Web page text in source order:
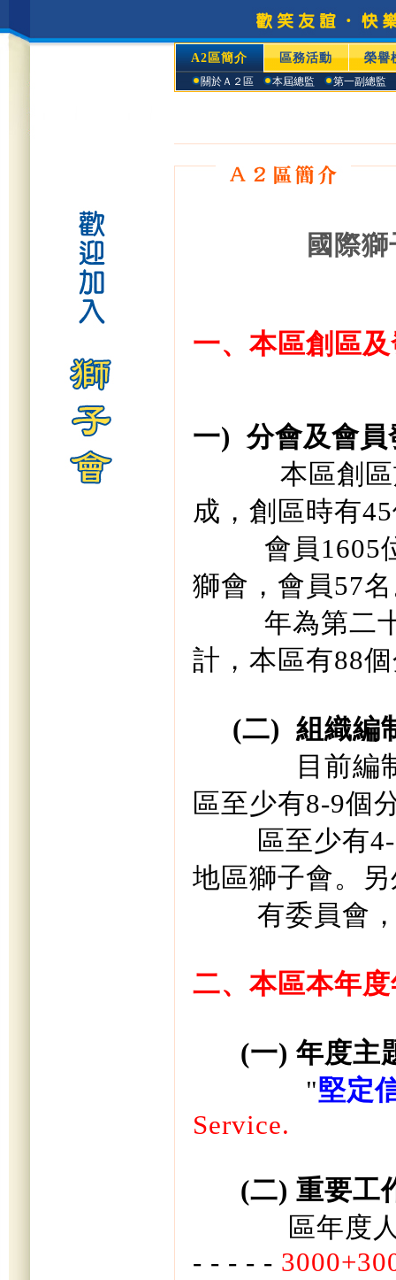
A2區簡介 區務活動 榮譽
關於Ａ２區 本屆總監 第一副總監
國際
一、本區創區
一) 分會及會
本區創
成，創區時有45
會員 1605
獅會，會員57
年為第二
計，本區有88
(二) 組織編
目前編
區至少有8-9個
區至少有
地區獅子會。
有委員會
二、本區本年
(一) 年度主
"堅定
Service.
(二) 重要工
區年度
- - - - -